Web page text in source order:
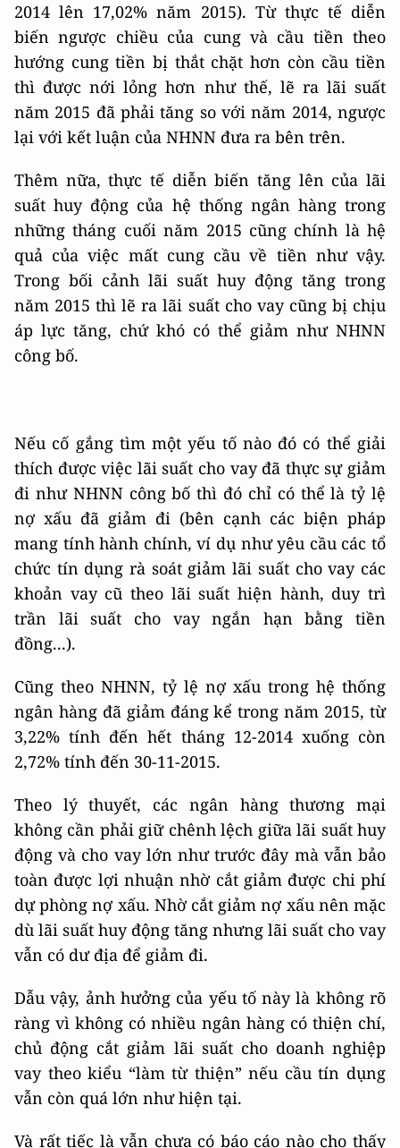
2014 lên 17,02% năm 2015). Từ thực tế diễn
biến ngược chiều của cung và cầu tiền theo
hướng cung tiền bị thắt chặt hơn còn cầu tiền
thì được nới lỏng hơn như thế, lẽ ra lãi suất
năm 2015 đã phải tăng so với năm 2014, ngược
lại với kết luận của NHNN đưa ra bên trên.
Thêm nữa, thực tế diễn biến tăng lên của lãi
suất huy động của hệ thống ngân hàng trong
những tháng cuối năm 2015 cũng chính là hệ
quả của việc mất cung cầu về tiền như vậy.
Trong bối cảnh lãi suất huy động tăng trong
năm 2015 thì lẽ ra lãi suất cho vay cũng bị chịu
áp lực tăng, chứ khó có thể giảm như NHNN
công bố.
Nếu cố gắng tìm một yếu tố nào đó có thể giải
thích được việc lãi suất cho vay đã thực sự giảm
đi như NHNN công bố thì đó chỉ có thể là tỷ lệ
nợ xấu đã giảm đi (bên cạnh các biện pháp
mang tính hành chính, ví dụ như yêu cầu các tổ
chức tín dụng rà soát giảm lãi suất cho vay các
khoản vay cũ theo lãi suất hiện hành, duy trì
trần lãi suất cho vay ngắn hạn bằng tiền
đồng...).
Cũng theo NHNN, tỷ lệ nợ xấu trong hệ thống
ngân hàng đã giảm đáng kể trong năm 2015, từ
3,22% tính đến hết tháng 12-2014 xuống còn
2,72% tính đến 30-11-2015.
Theo lý thuyết, các ngân hàng thương mại
không cần phải giữ chênh lệch giữa lãi suất huy
động và cho vay lớn như trước đây mà vẫn bảo
toàn được lợi nhuận nhờ cắt giảm được chi phí
dự phòng nợ xấu. Nhờ cắt giảm nợ xấu nên mặc
dù lãi suất huy động tăng nhưng lãi suất cho vay
vẫn có dư địa để giảm đi.
Dẫu vậy, ảnh hưởng của yếu tố này là không rõ
ràng vì không có nhiều ngân hàng có thiện chí,
chủ động cắt giảm lãi suất cho doanh nghiệp
vay theo kiểu “làm từ thiện” nếu cầu tín dụng
vẫn còn quá lớn như hiện tại.
Và rất tiếc là vẫn chưa có báo cáo nào cho thấy